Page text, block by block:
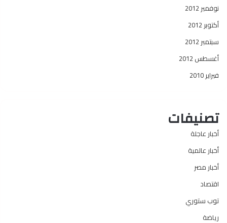
نوفمبر 2012
أكتوبر 2012
سبتمبر 2012
أغسطس 2012
فبراير 2010
تصنيفات
أخبار عاجلة
أخبار عالمية
أخبار مصر
اقتصاد
توب ستوري
رياضة